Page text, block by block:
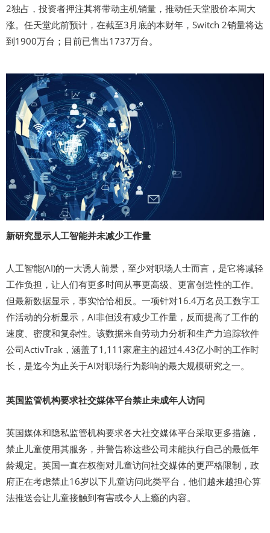
2独占，投资者押注其将带动主机销量，推动任天堂股价本周大
涨。任天堂此前预计，在截至3月底的本财年，Switch 2销量将达
到1900万台；目前已售出1737万台。
新研究显示人工智能并未减少工作量
人工智能(AI)的一大诱人前景，至少对职场人士而言，是它将减轻
工作负担，让人们有更多时间从事更高级、更富创造性的工作。
但最新数据显示，事实恰恰相反。一项针对16.4万名员工数字工
作活动的分析显示，AI非但没有减少工作量，反而提高了工作的
速度、密度和复杂性。该数据来自劳动力分析和生产力追踪软件
公司ActivTrak，涵盖了1,111家雇主的超过4.43亿小时的工作时
长，是迄今为止关于AI对职场行为影响的最大规模研究之一。
英国监管机构要求社交媒体平台禁止未成年人访问
英国媒体和隐私监管机构要求各大社交媒体平台采取更多措施，
禁止儿童使用其服务，并警告称这些公司未能执行自己的最低年
龄规定。英国一直在权衡对儿童访问社交媒体的更严格限制，政
府正在考虑禁止16岁以下儿童访问此类平台，他们越来越担心算
法推送会让儿童接触到有害或令人上瘾的内容。